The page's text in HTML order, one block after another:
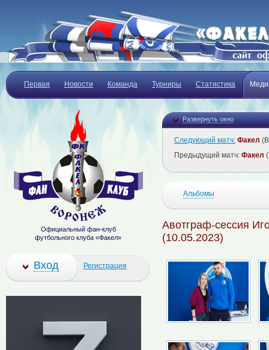
Первая Новости Команда Турниры Статистика
Развернуть окно
Следующий матч: Факел
Предыдущий матч: Факел
Альбомы
Авотграф-сессия
(10.05.2023)
Официальный фан-клуб
футбольного клуба «Факел»
Вход Регистрация